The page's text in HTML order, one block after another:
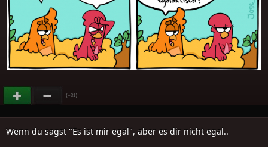
(+31)
Wenn du sagst "Es ist mir egal", aber es dir nicht egal..